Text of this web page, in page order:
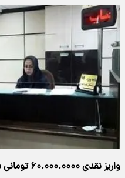
واریز نقدی ۶۰.۰۰۰.۰۰۰۰ تومانی بازنشستگان تامین اجتماعی آغاز شد